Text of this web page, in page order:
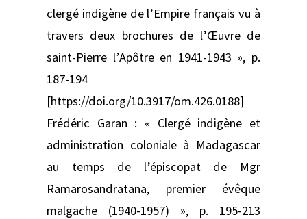
clergé indigène de l’Empire français vu à
travers deux brochures de l’Œuvre de
saint-Pierre l’Apôtre en 1941-1943 », p.
187-194
[https://doi.org/10.3917/om.426.0188]
Frédéric Garan : « Clergé indigène et
administration coloniale à Madagascar
au temps de l’épiscopat de Mgr
Ramarosandratana, premier évêque
malgache (1940-1957) », p. 195-213